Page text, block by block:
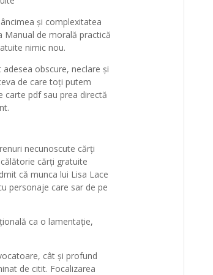
și complexitatea
Manual de morală practică
nimic nou.
obscure, neclare și
de care toți putem
carte pdf sau prea directă
necunoscute cărți
cărți gratuite
că munca lui Lisa Lace
personaje care sar de pe
ca o lamentație,
cât și profund
de citit. Focalizarea